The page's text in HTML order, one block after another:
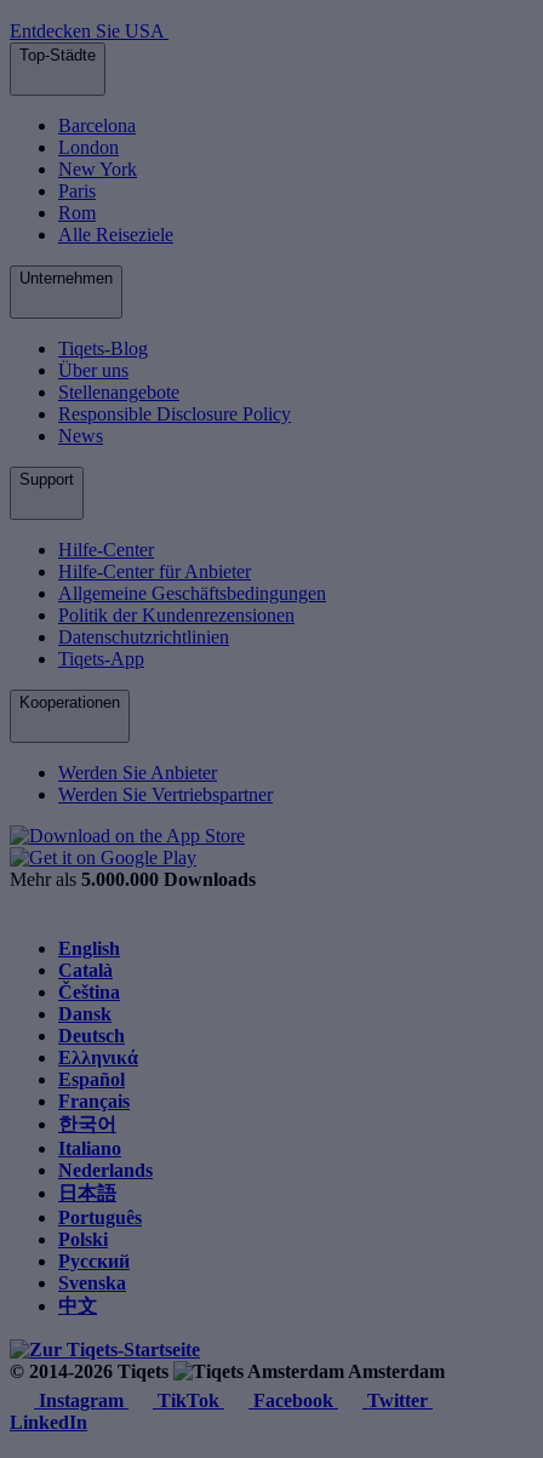
Entdecken Sie USA
Top-Städte
Barcelona
London
New York
Paris
Rom
Alle Reiseziele
Unternehmen
Tiqets-Blog
Über uns
Stellenangebote
Responsible Disclosure Policy
News
Support
Hilfe-Center
Hilfe-Center für Anbieter
Allgemeine Geschäftsbedingungen
Politik der Kundenrezensionen
Datenschutzrichtlinien
Tiqets-App
Kooperationen
Werden Sie Anbieter
Werden Sie Vertriebspartner
Mehr als 5.000.000 Downloads
English
Català
Čeština
Dansk
Deutsch
Ελληνικά
Español
Français
한국어
Italiano
Nederlands
日本語
Português
Polski
Русский
Svenska
中文
© 2014-2026 Tiqets
Amsterdam
Instagram
TikTok Facebook
Twitter
LinkedIn